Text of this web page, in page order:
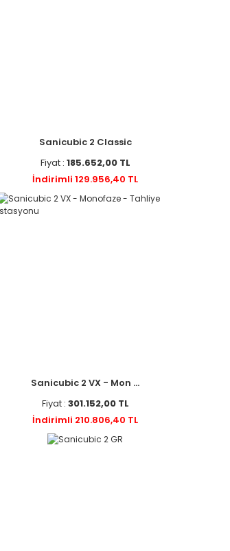
Sanicubic 2 Classic
Fiyat : 185.652,00 TL
İndirimli 129.956,40 TL
Sanicubic 2 VX - Mon ...
Fiyat : 301.152,00 TL
İndirimli 210.806,40 TL